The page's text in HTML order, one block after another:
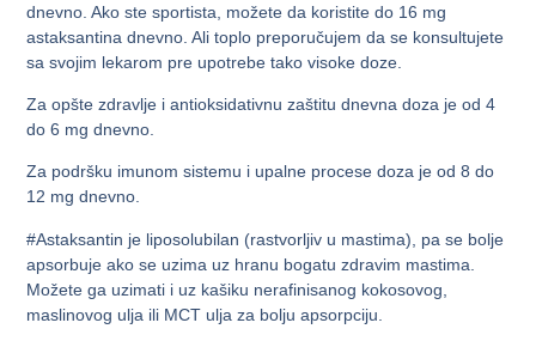
dnevno. Ako ste sportista, možete da koristite do 16 mg
astaksantina dnevno. Ali toplo preporučujem da se konsultujete
sa svojim lekarom pre upotrebe tako visoke doze.
Za opšte zdravlje i antioksidativnu zaštitu dnevna doza je od 4
do 6 mg dnevno.
Za podršku imunom sistemu i upalne procese doza je od 8 do
12 mg dnevno.
#Astaksantin je liposolubilan (rastvorljiv u mastima), pa se bolje
apsorbuje ako se uzima uz hranu bogatu zdravim mastima.
Možete ga uzimati i uz kašiku nerafinisanog kokosovog,
maslinovog ulja ili MCT ulja za bolju apsorpciju.